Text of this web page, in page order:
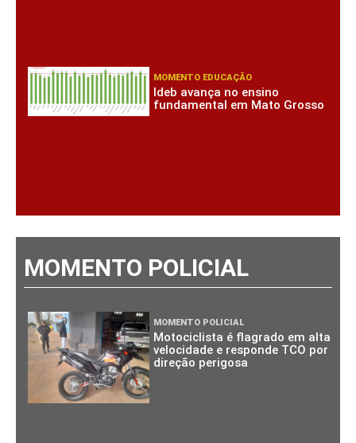
MOMENTO EDUCAÇÃO
Ideb avança no ensino
fundamental em Mato Grosso
MOMENTO POLICIAL
MOMENTO POLICIAL
Motociclista é flagrado em alta
velocidade e responde TCO por
direção perigosa